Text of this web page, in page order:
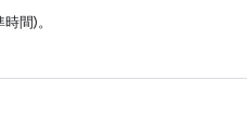
間)。